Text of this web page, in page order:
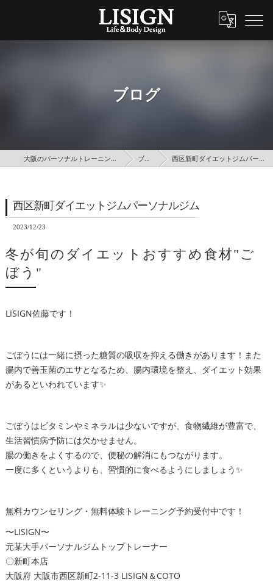
ブログ
大阪のパーソナルトレーニングはLISIGN ブログ 西区新町ダイエットジムパーソナルジム
西区新町ダイエットジムパーソナルジム
2023/12/23
冬が旬のダイエットおすすめ食材"ご
ぼう"
LISIGN佐藤です！
ごぼうには一緒に摂った糖質の吸収を抑える働きがあります！また
腸内で善玉菌のエサとなるため、腸内環境を整え、ダイエット効果
があるといわれています✨
ごぼうはビタミンやミネラルは少ないですが、食物繊維が豊富で、
生活習慣病予防には欠かせません。
腸の働きをよくするので、便秘の解消にもつながります。
一度に多くというよりも、習慣的に食べるようにしましょう✨
無料カウンセリング・無料体験トレーニング予約受付中です！
〜LISIGN〜
元某大手パーソナルジムトップトレーナー
〇新町本店
大阪府 大阪市西区新町2-11-3 LISIGN＆COTO